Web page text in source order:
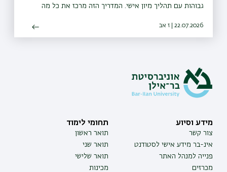
גבוהות עם תהליך מיון אישי. המדריך הזה מרכז את כל מה
ובמסלול הארבע-שנתי
22.07.2026 | ז אב
מידע וסיוע
צור קשר
אינ-בר מידע אישי לסטודנט
פנייה למנהל האתר
מכרזים
תחומי לימוד
תואר ראשון
תואר שני
תואר שלישי
מכינות